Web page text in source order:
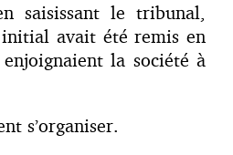
saisissant le tribunal,
avait été remis en
la société à
s’organiser.